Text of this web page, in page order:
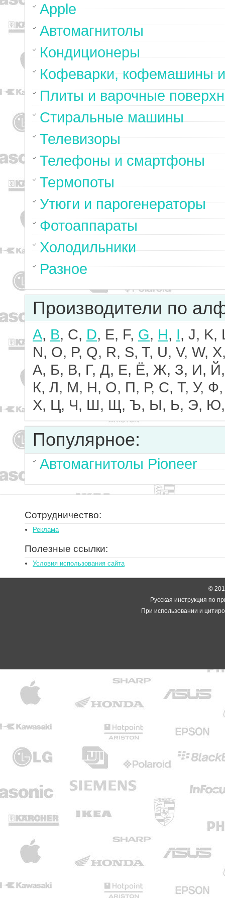
Apple
Автомагнитолы
Кондиционеры
Кофеварки, кофемашины
Плиты и варочные
Стиральные машины
Телевизоры
Телефоны и смартфоны
Термопоты
Утюги и парогенераторы
Фотоаппараты
Холодильники
Разное
Производители по
A, B, C, D, E, F, G, H, I, J, K,
N, O, P, Q, R, S, T, U, V, W,
А, Б, В, Г, Д, Е, Ё, Ж, З, И, Й,
К, Л, М, Н, О, П, Р, С, Т, У, Ф,
Х, Ц, Ч, Ш, Щ, Ъ, Ы, Ь, Э,
Популярное:
Автомагнитолы Pioneer
Сотрудничество:
Реклама
Полезные ссылки:
Условия использования сайта
©
Русская инструкция по
При использовании и